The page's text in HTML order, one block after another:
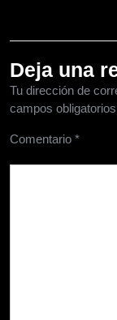
Deja una
Tu dirección de
campos
Comentario *